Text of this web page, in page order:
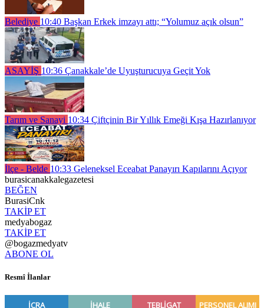
Belediye 10:40 Başkan Erkek imzayı attı; “Yolumuz açık olsun”
ASAYİŞ 10:36 Çanakkale’de Uyuşturucuya Geçit Yok
Tarım ve Sanayi 10:34 Çiftçinin Bir Yıllık Emeği Kışa Hazırlanıyor
İlçe - Belde 10:33 Geleneksel Eceabat Panayırı Kapılarını Açıyor
burasicanakkalegazetesi
BEĞEN
BurasiCnk
TAKİP ET
medyabogaz
TAKİP ET
@bogazmedyatv
ABONE OL
Resmî İlanlar